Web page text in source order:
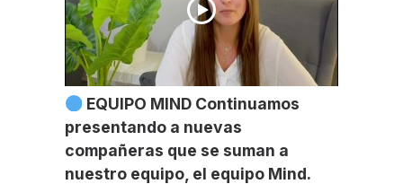
EQUIPO MIND Continuamos
presentando a nuevas
compañeras que se suman a
nuestro equipo, el equipo Mind.